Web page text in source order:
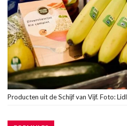
Producten uit de Schijf van Vijf. Foto: Lidl